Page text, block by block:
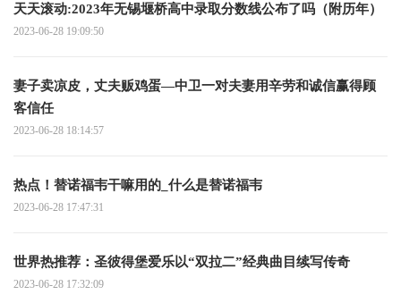
天天滚动:2023年无锡堰桥高中录取分数线公布了吗（附历年）
2023-06-28 19:09:50
妻子卖凉皮，丈夫贩鸡蛋—中卫一对夫妻用辛劳和诚信赢得顾
客信任
2023-06-28 18:14:57
热点！替诺福韦干嘛用的_什么是替诺福韦
2023-06-28 17:47:31
世界热推荐：圣彼得堡爱乐以“双拉二”经典曲目续写传奇
2023-06-28 17:32:09